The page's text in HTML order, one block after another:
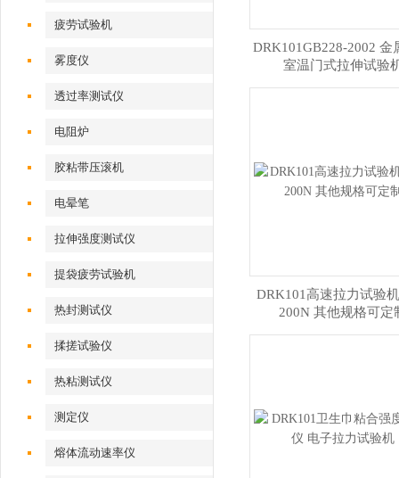
疲劳试验机
雾度仪
透过率测试仪
电阻炉
胶粘带压滚机
电晕笔
拉伸强度测试仪
提袋疲劳试验机
热封测试仪
揉搓试验仪
热粘测试仪
测定仪
熔体流动速率仪
DRK101GB228-2002 金
室温门式拉伸试验
DRK101高速拉力试验
200N 其他规格可定